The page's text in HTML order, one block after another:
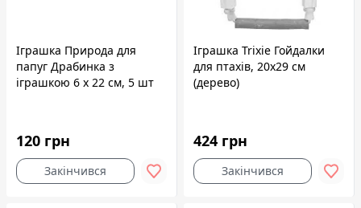
Іграшка Природа для
папуг Драбинка з
іграшкою 6 х 22 см, 5 шт
120 грн
Закінчився
Іграшка Trixie Гойдалки
для птахів, 20x29 см
(дерево)
424 грн
Закінчився